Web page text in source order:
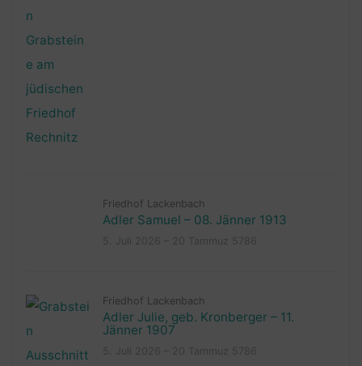
Friedhof Lackenbach
Adler Samuel – 08. Jänner 1913
Friedhof Lackenbach
Adler Julie, geb. Kronberger – 11.
Jänner 1907